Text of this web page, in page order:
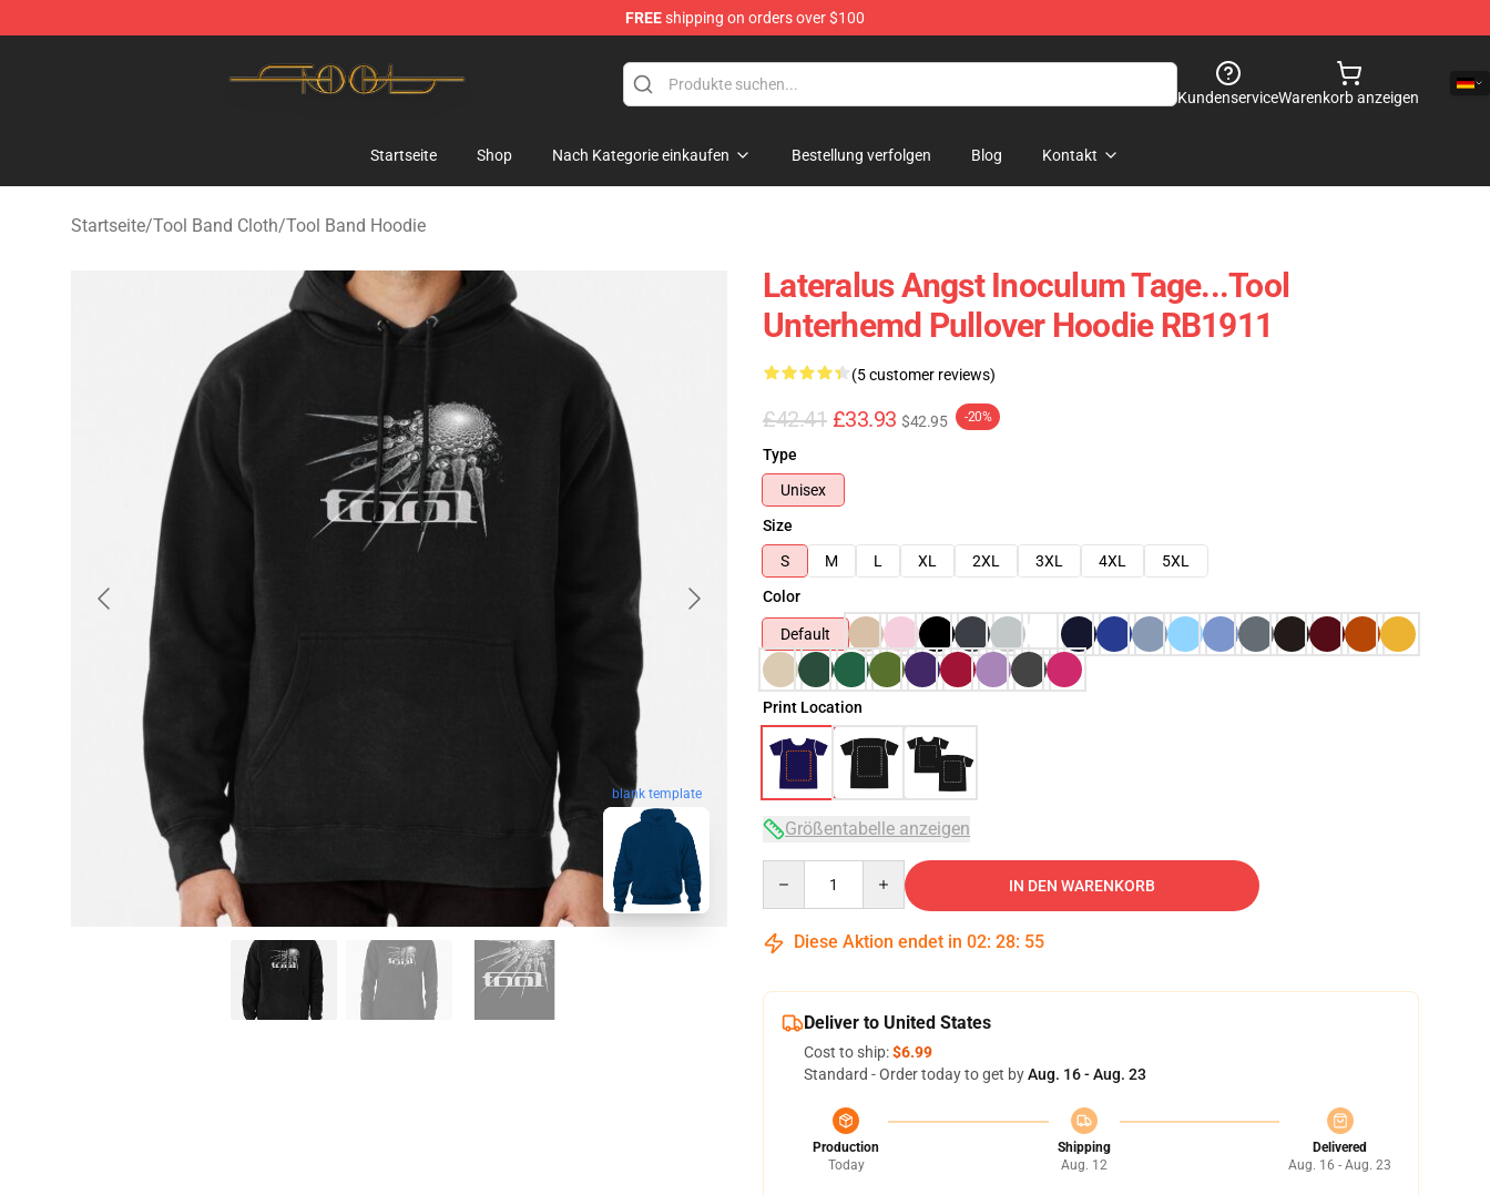
FREEshipping on orders over $100
KundenserviceWarenkorb anzeigen
Startseite Shop Nach Kategorie einkaufen Bestellung verfolgen Blog Kontakt
Startseite/Tool Band Cloth/Tool Band Hoodie
blank template
Lateralus Angst Inoculum Tage...tool
Unterhemd Pullover Hoodie RB1911
(5 customer reviews)
£42.41 £33.93 $42.95 -20%
Type
Unisex
Size
S
M L XL 2XL 3XL 4XL
5XL
Color
Default
Print Location
Größentabelle anzeigen
IN DEN WARENKORB
Diese Aktion endet in 02: 28: 54
Deliver to United States
Cost to ship:$6.99
Standard - Order today to get byAug. 16 - Aug. 23
Production
Today
Shipping
Aug. 12
Delivered
Aug. 16 - Aug. 23